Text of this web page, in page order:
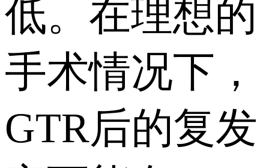
低。在理想的
手术情况下，
GTR后的复发